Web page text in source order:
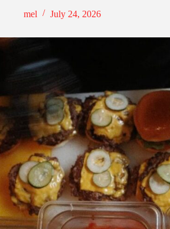
mel
July 24, 2026